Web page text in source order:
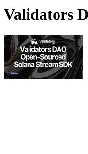
Validators